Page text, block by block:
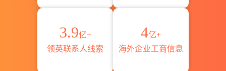
3.9亿+
领英联系人线索
4亿+
海外企业工商信息